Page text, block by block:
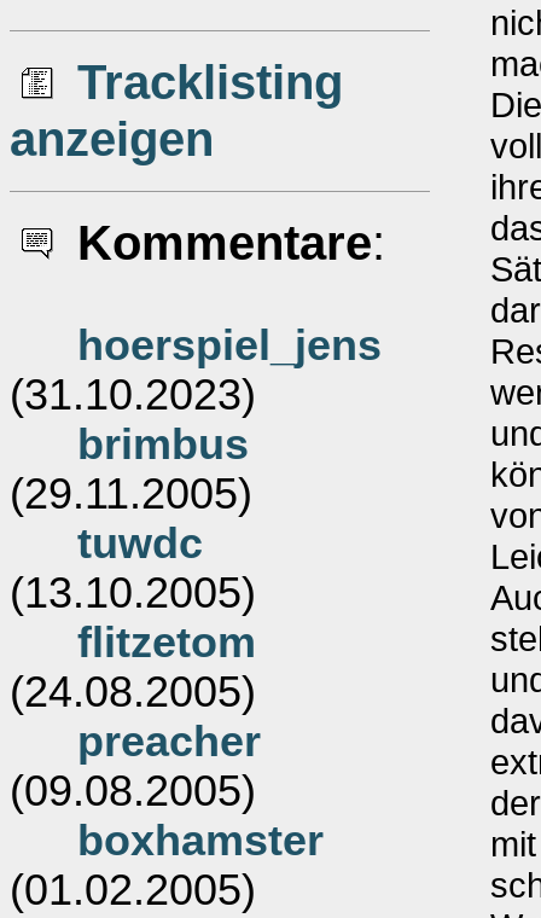
Tracklisting
anzeigen
Kommentare:
hoerspiel_jens
(31.10.2023)
brimbus
(29.11.2005)
tuwdc
(13.10.2005)
flitzetom
(24.08.2005)
preacher
(09.08.2005)
boxhamster
(01.02.2005)